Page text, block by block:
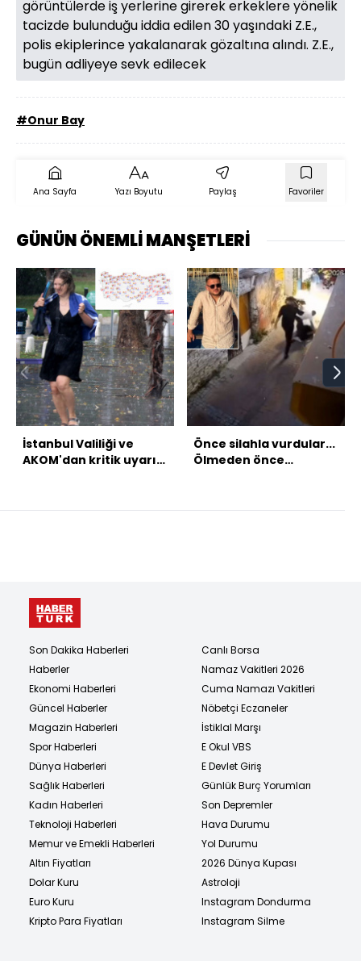
görüntülerde iş yerlerine girerek erkeklere yönelik
tacizde bulunduğu iddia edilen 30 yaşındaki Z.E.,
polis ekiplerince yakalanarak gözaltına alındı. Z.E.,
bugün adliyeye sevk edilecek
#Onur Bay
Ana Sayfa Yazı Boyutu Paylaş Favoriler
GÜNÜN ÖNEMLİ MANŞETLERİ
İstanbul Valiliği ve
AKOM'dan kritik uyarı!
Önce silahla vurdular...
Ölmeden önce
Son Dakika Haberleri
Haberler
Ekonomi Haberleri
Güncel Haberler
Magazin Haberleri
Spor Haberleri
Dünya Haberleri
Sağlık Haberleri
Kadın Haberleri
Teknoloji Haberleri
Memur ve Emekli Haberleri
Altın Fiyatları
Dolar Kuru
Euro Kuru
Kripto Para Fiyatları
Canlı Borsa
Namaz Vakitleri 2026
Cuma Namazı Vakitleri
Nöbetçi Eczaneler
İstiklal Marşı
E Okul VBS
E Devlet Giriş
Günlük Burç Yorumları
Son Depremler
Hava Durumu
Yol Durumu
2026 Dünya Kupası
Astroloji
Instagram Dondurma
Instagram Silme